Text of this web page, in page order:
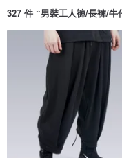
327 件 “男裝工人褲/長褲/牛